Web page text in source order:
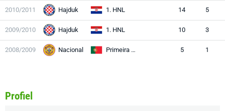
2010/2011 Hajduk 1. HNL 14 5
2009/2010 Hajduk 1. HNL 10 3
2008/2009 Nacional Primeira Liga 5 1
Profiel